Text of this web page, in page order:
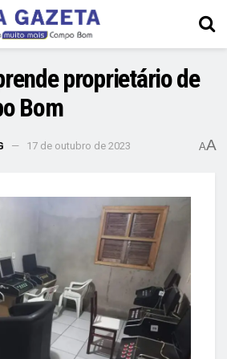
proprietário de
Bom
17 de outubro de 2023 AA